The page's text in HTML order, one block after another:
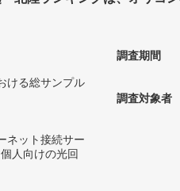
ける総サンプル
ネット接続サー
人向けの光回
調査期間
調査対象者